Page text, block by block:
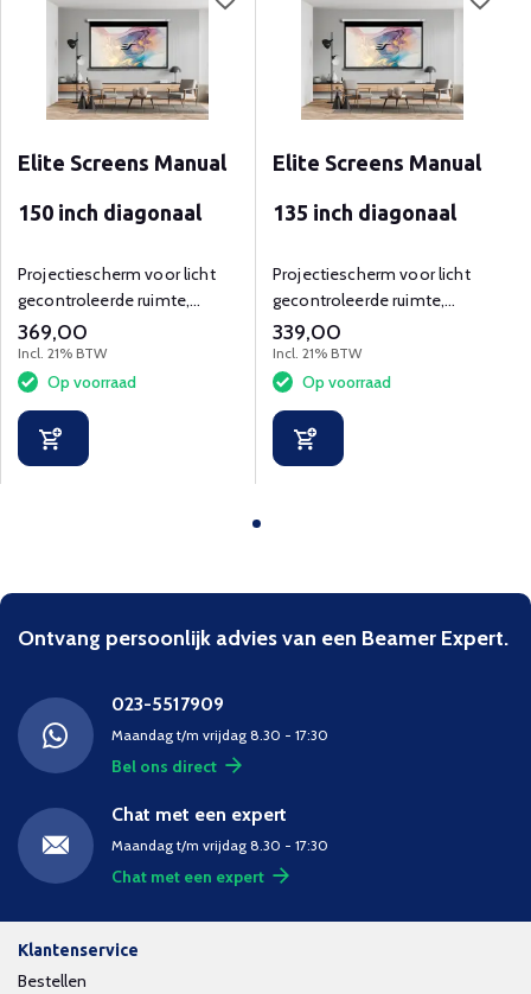
Elite Screens Manual
150 inch diagonaal
Projectiescherm voor licht
gecontroleerde ruimte,
zichtmaat 332x187 cm
369,00
Incl. 21% BTW
Op voorraad
Elite Screens Manual
135 inch diagonaal
Projectiescherm voor licht
gecontroleerde ruimte,
zichtmaat 299x168 cm
339,00
Incl. 21% BTW
Op voorraad
Ontvang persoonlijk advies van een Beamer Expert.
023-5517909
Maandag t/m vrijdag 8.30 - 17:30
Bel ons direct
Chat met een expert
Maandag t/m vrijdag 8.30 - 17:30
Chat met een expert
Klantenservice
Bestellen